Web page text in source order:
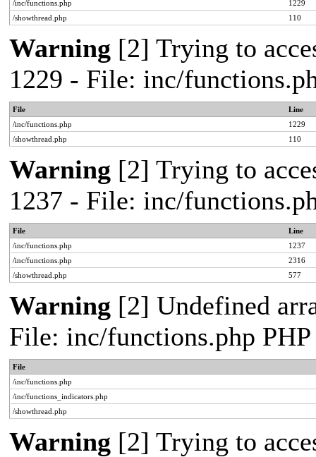
/inc/functions.php
1229
/showthread.php
110
Warning [2] Trying to
1229 - File: inc/
File
Line
/inc/functions.php
1229
/showthread.php
110
Warning [2] Trying to
1237 - File: inc/
File
Line
/inc/functions.php
1237
/inc/functions.php
2316
/showthread.php
577
Warning [2] Undefined
File: inc/functions.php
File
/inc/functions.php
/inc/functions_indicators.php
/showthread.php
Warning [2] Trying to